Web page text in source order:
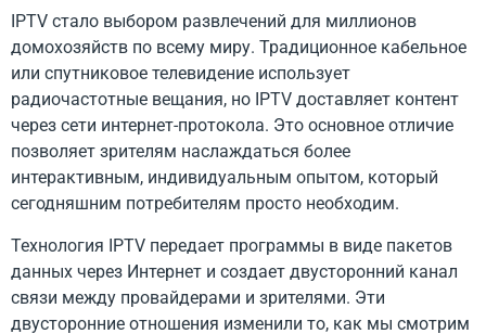
IPTV стало выбором развлечений для миллионов
домохозяйств по всему миру. Традиционное кабельное
или спутниковое телевидение использует
радиочастотные вещания, но IPTV доставляет контент
через сети интернет-протокола. Это основное отличие
позволяет зрителям наслаждаться более
интерактивным, индивидуальным опытом, который
сегодняшним потребителям просто необходим.
Технология IPTV передает программы в виде пакетов
данных через Интернет и создает двусторонний канал
связи между провайдерами и зрителями. Эти
двусторонние отношения изменили то, как мы смотрим